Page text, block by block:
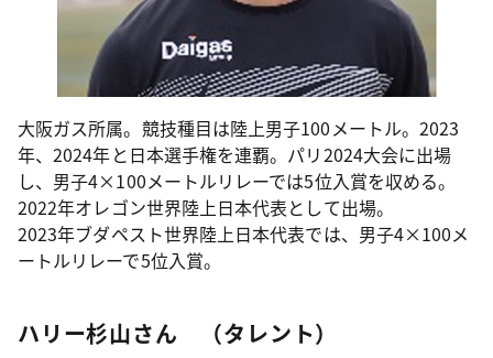
大阪ガス所属。競技種目は陸上男子100メートル。2023
年、2024年と日本選手権を連覇。パリ2024大会に出場
し、男子4×100メートルリレーでは5位入賞を収める。
2022年オレゴン世界陸上日本代表として出場。
2023年ブダペスト世界陸上日本代表では、男子4×100メ
ートルリレーで5位入賞。
ハリー杉山さん （タレント）